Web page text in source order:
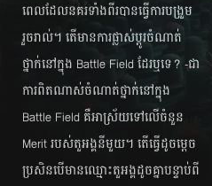
ពេល​ដែល​នគរ​ទាំង​ពីរ​បាន​ធ្វើការ​បង្រួម​
រួច​រាល់។ តើ​មាន​ការ​ផ្លាស់​ប្ដូរ​​ចំណាត់​
ថ្នាក់​នៅ​ក្នុង Battle Field ដែរឬ​ទេ? -ជា​
ការ​ពិត​ណាស់​ចំណាត់​ថ្នាក់​នៅ​ក្នុង
Battle Field គឺ​អាស្រ័យ​ទៅ​លើ​ចំនួន​
Merit របស់​តួអង្គ​នីមួយ​។ តើ​ធ្វើ​ដូច​ម្ដេច​
ប្រសិន​បើ​មាន​ឈ្មោះ​​តួអង្គ​ដូច​គ្នា​បន្ទាប់​ពី​